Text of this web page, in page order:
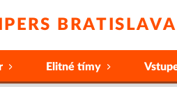
Elitné tímy